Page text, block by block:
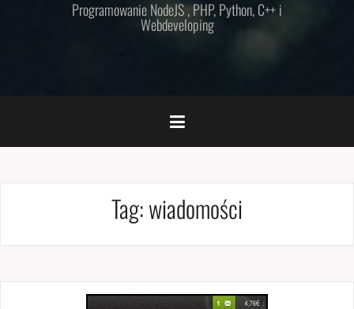
Programowanie NodeJS , PHP, Python, C++ i
Webdeveloping
Tag:wiadomości